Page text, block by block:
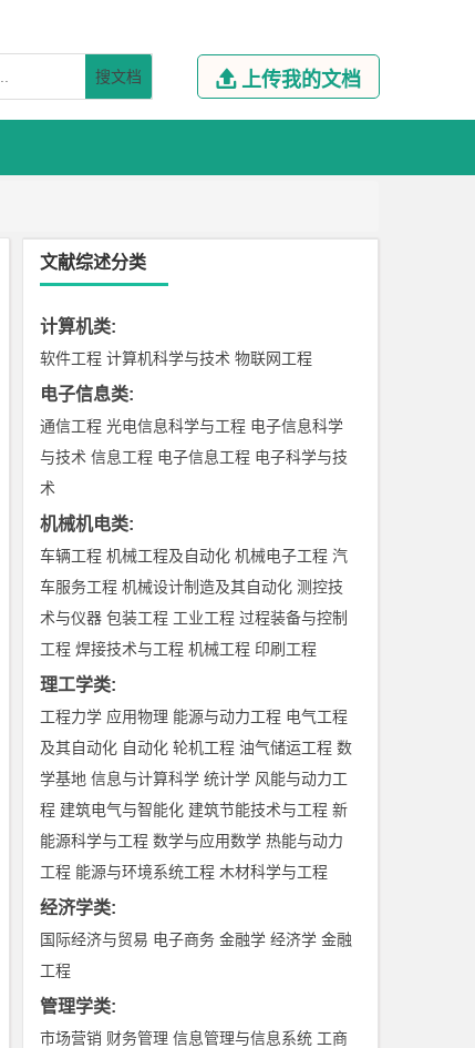
搜文档  上传我的文档
文献综述分类
计算机类:
软件工程 计算机科学与技术 物联网工程
电子信息类:
通信工程 光电信息科学与工程 电子信息科学
与技术 信息工程 电子信息工程 电子科学与技
术
机械机电类:
车辆工程 机械工程及自动化 机械电子工程 汽
车服务工程 机械设计制造及其自动化 测控技
术与仪器 包装工程 工业工程 过程装备与控制
工程 焊接技术与工程 机械工程 印刷工程
理工学类:
工程力学 应用物理 能源与动力工程 电气工程
及其自动化 自动化 轮机工程 油气储运工程 数
学基地 信息与计算科学 统计学 风能与动力工
程 建筑电气与智能化 建筑节能技术与工程 新
能源科学与工程 数学与应用数学 热能与动力
工程 能源与环境系统工程 木材科学与工程
经济学类:
国际经济与贸易 电子商务 金融学 经济学 金融
工程
管理学类:
市场营销 财务管理 信息管理与信息系统 工商